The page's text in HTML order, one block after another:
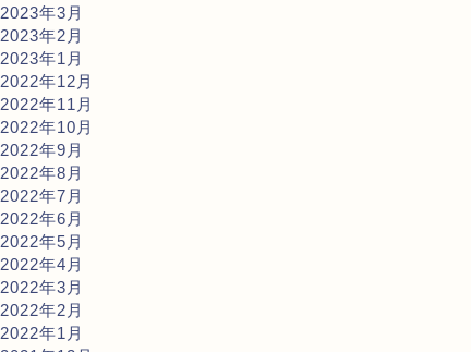
2023年3月
2023年2月
2023年1月
2022年12月
2022年11月
2022年10月
2022年9月
2022年8月
2022年7月
2022年6月
2022年5月
2022年4月
2022年3月
2022年2月
2022年1月